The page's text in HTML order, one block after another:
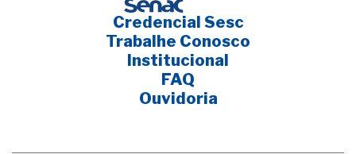
Credencial Sesc
Trabalhe Conosco
Institucional
FAQ
Ouvidoria